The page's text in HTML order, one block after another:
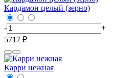
Кардамон целый (зерно)
-
+
5717 ₽
Карри нежная